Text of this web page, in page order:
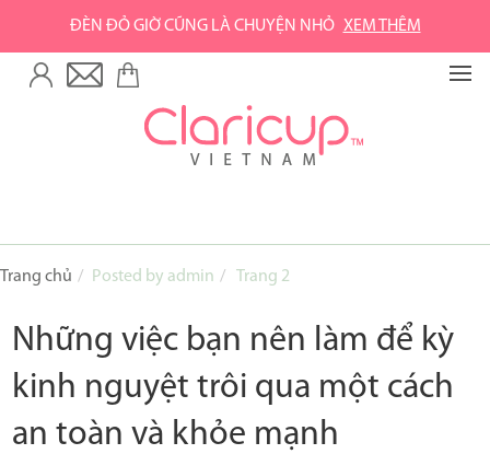
ĐÈN ĐỎ GIỜ CŨNG LÀ CHUYỆN NHỎ XEM THÊM
Trang chủ Posted by admin Trang 2
Những việc bạn nên làm để kỳ
kinh nguyệt trôi qua một cách
an toàn và khỏe mạnh
VỀ GREEN LIFE
Về Green Life
SẢN PHẨM
Phụ kiện vệ sinh cốc
Combo sản phẩm